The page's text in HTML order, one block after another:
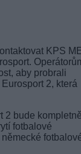
KPS
aby probrali
2, která
2 bude
fotbalové